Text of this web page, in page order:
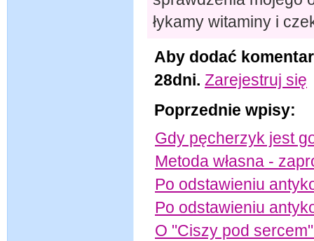
łykamy witaminy i
Aby dodać
28dni. Zarejestruj się
Poprzednie wpisy:
Gdy pęcherzyk jest
Metoda własna -
Po odstawieniu
Po odstawieniu
O "Ciszy pod